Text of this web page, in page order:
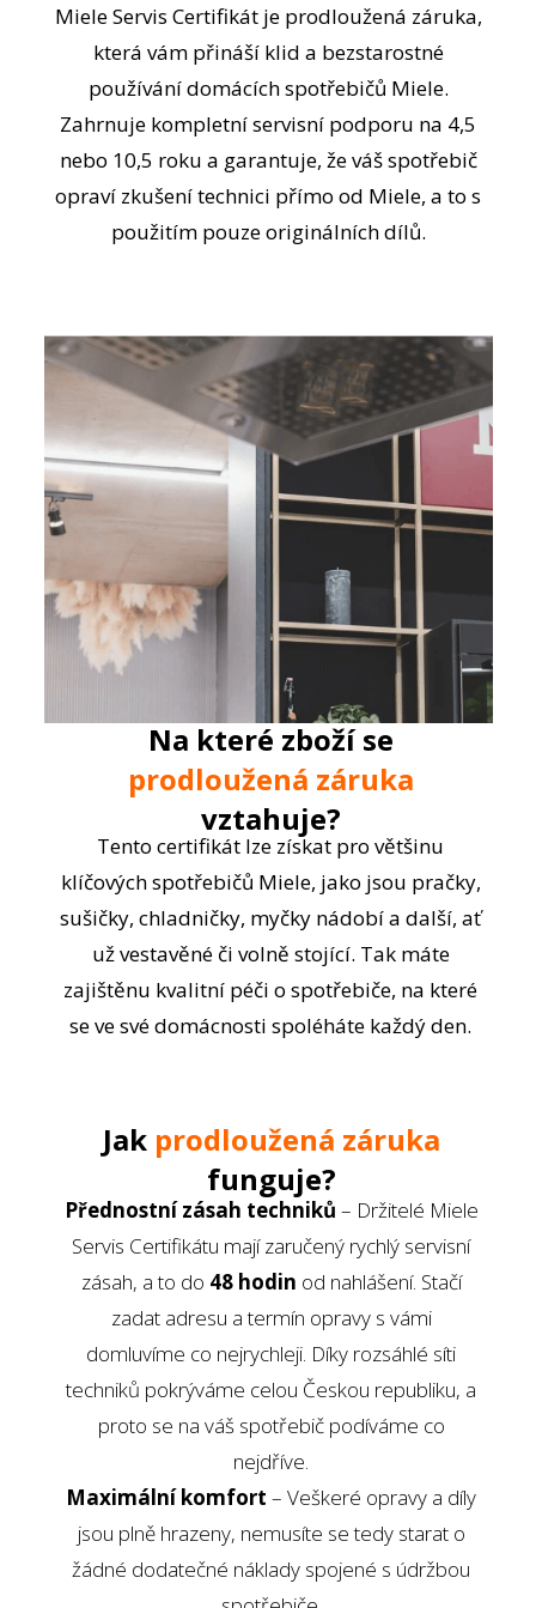
Miele Servis Certifikát je prodloužená záruka,
která vám přináší klid a bezstarostné
používání domácích spotřebičů Miele.
Zahrnuje kompletní servisní podporu na 4,5
nebo 10,5 roku a garantuje, že váš spotřebič
opraví zkušení technici přímo od Miele, a to s
použitím pouze originálních dílů.
Na které zboží se
prodloužená záruka
vztahuje?
Tento certifikát lze získat pro většinu
klíčových spotřebičů Miele, jako jsou pračky,
sušičky, chladničky, myčky nádobí a další, ať
už vestavěné či volně stojící. Tak máte
zajištěnu kvalitní péči o spotřebiče, na které
se ve své domácnosti spoléháte každý den.
Jak prodloužená záruka
funguje?
Přednostní zásah techniků – Držitelé Miele
Servis Certifikátu mají zaručený rychlý servisní
zásah, a to do 48 hodin od nahlášení. Stačí
zadat adresu a termín opravy s vámi
domluvíme co nejrychleji. Díky rozsáhlé síti
techniků pokrýváme celou Českou republiku, a
proto se na váš spotřebič podíváme co
nejdříve.
Maximální komfort – Veškeré opravy a díly
jsou plně hrazeny, nemusíte se tedy starat o
žádné dodatečné náklady spojené s údržbou